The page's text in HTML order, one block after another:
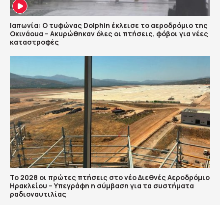
Ιαπωνία: Ο τυφώνας Dolphin έκλεισε το αεροδρόμιο της
Οκινάουα – Ακυρώθηκαν όλες οι πτήσεις, φόβοι για νέες
καταστροφές
Το 2028 οι πρώτες πτήσεις στο νέο Διεθνές Αεροδρόμιο
Ηρακλείου – Υπεγράφη η σύμβαση για τα συστήματα
ραδιοναυτιλίας